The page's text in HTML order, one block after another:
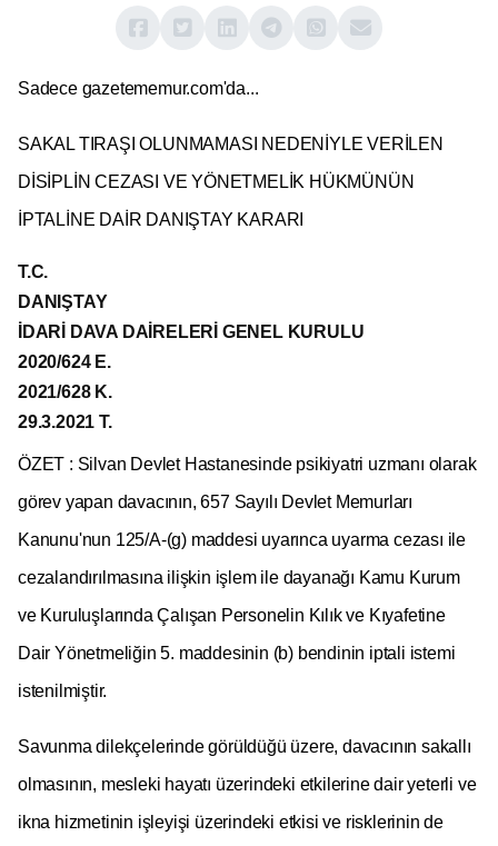
Sadece gazetememur.com'da...
SAKAL TIRAŞI OLUNMAMASI NEDENİYLE VERİLEN
DİSİPLİN CEZASI VE YÖNETMELİK HÜKMÜNÜN
İPTALİNE DAİR DANIŞTAY KARARI
T.C.
DANIŞTAY
İDARİ DAVA DAİRELERİ GENEL KURULU
2020/624 E.
2021/628 K.
29.3.2021 T.
ÖZET : Silvan Devlet Hastanesinde psikiyatri uzmanı olarak
görev yapan davacının, 657 Sayılı Devlet Memurları
Kanunu'nun 125/A-(g) maddesi uyarınca uyarma cezası ile
cezalandırılmasına ilişkin işlem ile dayanağı Kamu Kurum
ve Kuruluşlarında Çalışan Personelin Kılık ve Kıyafetine
Dair Yönetmeliğin 5. maddesinin (b) bendinin iptali istemi
istenilmiştir.
Savunma dilekçelerinde görüldüğü üzere, davacının sakallı
olmasının, mesleki hayatı üzerindeki etkilerine dair yeterli ve
ikna hizmetinin işleyişi üzerindeki etkisi ve risklerinin de